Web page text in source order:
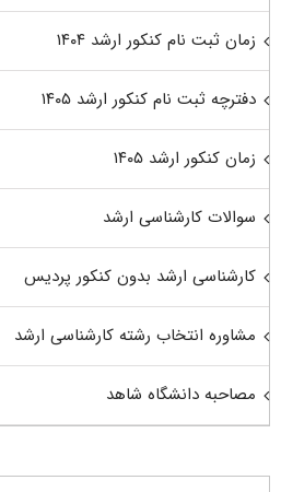
زمان ثبت نام کنکور ارشد ۱۴۰۴
دفترچه ثبت نام کنکور ارشد ۱۴۰۵
زمان کنکور ارشد ۱۴۰۵
سوالات کارشناسی ارشد
کارشناسی ارشد بدون کنکور پردیس
مشاوره انتخاب رشته کارشناسی ارشد
مصاحبه دانشگاه شاهد